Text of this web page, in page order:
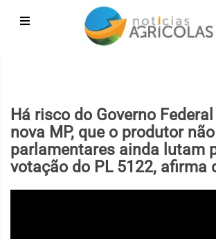
Há risco do Governo
nova MP, que o produtor
parlamentares ainda lutam
votação do PL 5122, afirma